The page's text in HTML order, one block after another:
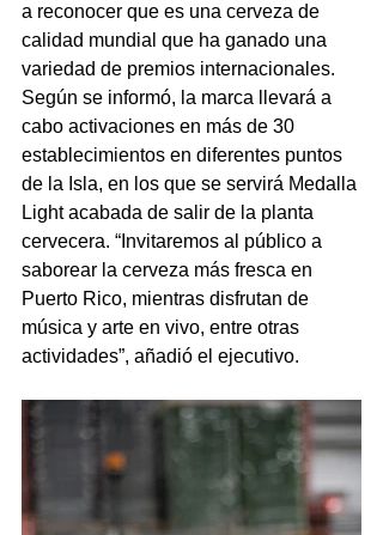
a reconocer que es una cerveza de
calidad mundial que ha ganado una
variedad de premios internacionales.
Según se informó, la marca llevará a
cabo activaciones en más de 30
establecimientos en diferentes puntos
de la Isla, en los que se servirá Medalla
Light acabada de salir de la planta
cervecera. “Invitaremos al público a
saborear la cerveza más fresca en
Puerto Rico, mientras disfrutan de
música y arte en vivo, entre otras
actividades”, añadió el ejecutivo.